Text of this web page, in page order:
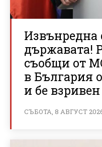
Извънредна
държавата!
съобщи от
в България
и бе
СЪБОТА, 8 АВГУСТ